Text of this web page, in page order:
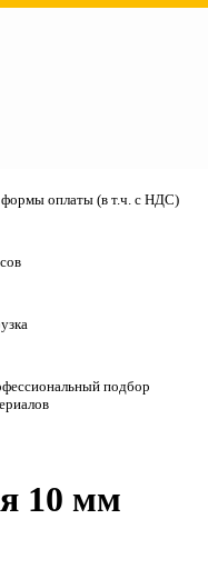
оплаты (в т.ч. с НДС)
подбор
10 мм